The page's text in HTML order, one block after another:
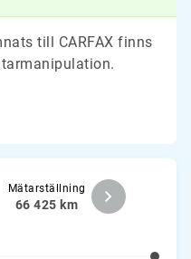
till CARFAX finns
Mätarställning
66 425 km